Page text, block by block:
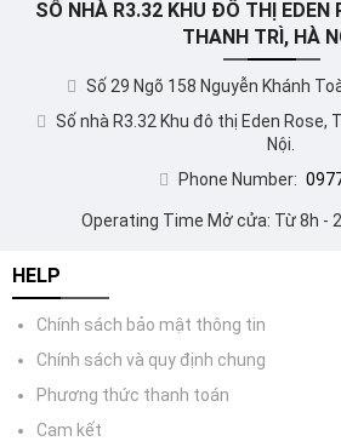
SỐ NHÀ R3.32 KHU ĐÔ THỊ EDEN
THANH TRÌ, HÀ
Số 29 Ngõ 158 Nguyễn Khánh
Số nhà R3.32 Khu đô thị Eden Rose,
Nội.
Phone Number:
Operating Time Mở cửa: Từ 8h -
HELP
Chính sách bảo mật thông tin
Chính sách và quy định chung
Phương thức thanh toán
Cam kết